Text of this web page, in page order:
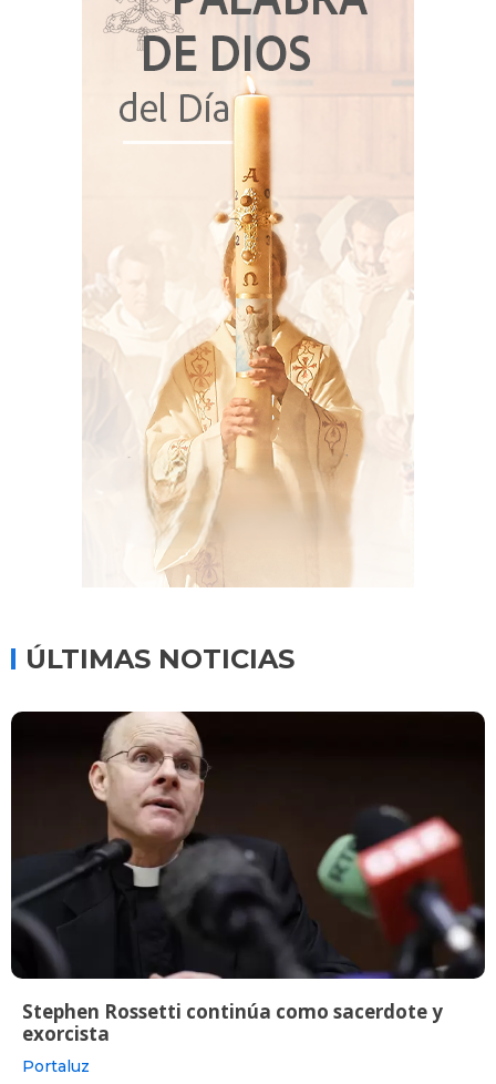
ÚLTIMAS NOTICIAS
Stephen Rossetti continúa como sacerdote y
exorcista
Portaluz